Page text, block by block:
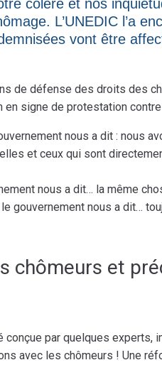
colère et nos
L’UNEDIC l’a
vont être
de défense des droits des
en signe de protestation
nous a dit : nous
et ceux qui sont
nous a dit… la même
gouvernement nous a dit…
chômeurs et
conçue par quelques experts,
avec les chômeurs ! Une